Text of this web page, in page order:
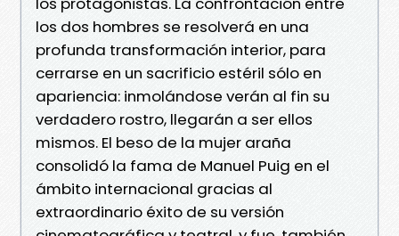
los dos hombres se resolverá en una
profunda transformación interior, para
cerrarse en un sacrificio estéril sólo en
apariencia: inmolándose verán al fin su
verdadero rostro, llegarán a ser ellos
mismos. El beso de la mujer araña
consolidó la fama de Manuel Puig en el
ámbito internacional gracias al
extraordinario éxito de su versión